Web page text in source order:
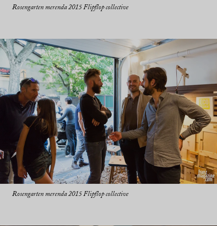
Rosengarten merenda 2015 Flipflop collective
Rosengarten merenda 2015 Flipflop collective